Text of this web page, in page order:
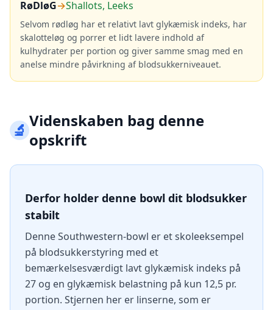
RøDløG→Shallots, Leeks
Selvom rødløg har et relativt lavt glykæmisk indeks, har
skalotteløg og porrer et lidt lavere indhold af
kulhydrater per portion og giver samme smag med en
anelse mindre påvirkning af blodsukkerniveauet.
🔬Videnskaben bag denne
opskrift
Derfor holder denne bowl dit blodsukker
stabilt
Denne Southwestern-bowl er et skoleeksempel
på blodsukkerstyring med et
bemærkelsesværdigt lavt glykæmisk indeks på
27 og en glykæmisk belastning på kun 12,5 pr.
portion. Stjernen her er linserne, som er